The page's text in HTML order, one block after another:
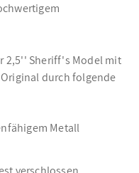
2,5'' Sheriff's Model mit
durch folgende
Metall